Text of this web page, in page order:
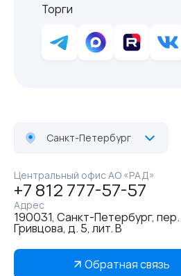
Торги
Санкт-Петербург
Центральный офис АО «РАД»
+7 812 777-57-57
Адрес
190031, Санкт-Петербург, пер.
Гривцова, д. 5, лит. В
Обратная связь